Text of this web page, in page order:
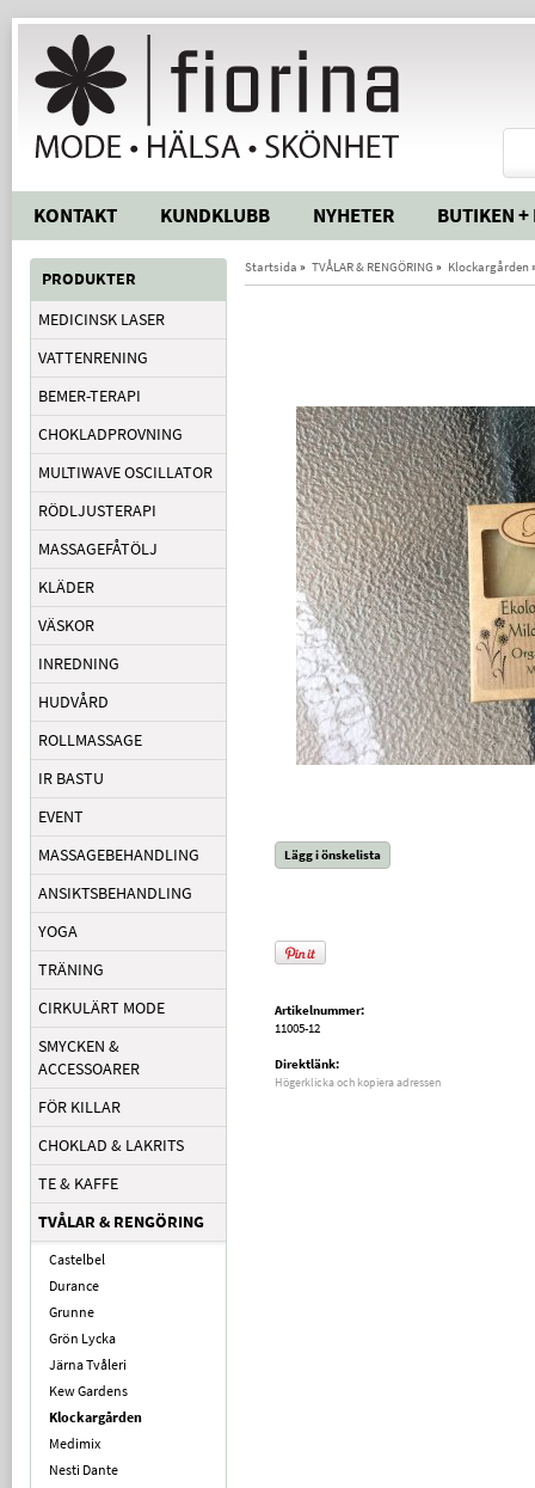
KONTAKT KUNDKLUBB NYHETER BUTIKEN +
PRODUKTER
MEDICINSK LASER
VATTENRENING
BEMER-TERAPI
CHOKLADPROVNING
MULTIWAVE OSCILLATOR
RÖDLJUSTERAPI
MASSAGEFÅTÖLJ
KLÄDER
VÄSKOR
INREDNING
HUDVÅRD
ROLLMASSAGE
IR BASTU
EVENT
MASSAGEBEHANDLING
ANSIKTSBEHANDLING
YOGA
TRÄNING
CIRKULÄRT MODE
SMYCKEN &
ACCESSOARER
FÖR KILLAR
CHOKLAD & LAKRITS
TE & KAFFE
TVÅLAR & RENGÖRING
Castelbel
Durance
Grunne
Grön Lycka
Järna Tvåleri
Kew Gardens
Klockargården
Medimix
Nesti Dante
Startsida » TVÅLAR & RENGÖRING » Klockargården
Lägg i önskelista
Artikelnummer:
11005-12
Direktlänk:
Högerklicka och kopiera adressen